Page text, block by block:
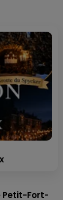
Petit-Fort-